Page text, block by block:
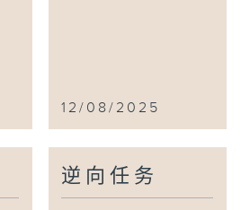
12/08/2025
逆向任务